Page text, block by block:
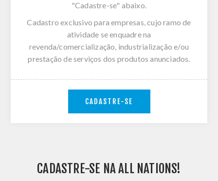
"Cadastre-se" abaixo.
Cadastro exclusivo para empresas, cujo ramo de
atividade se enquadre na
revenda/comercialização, industrialização e/ou
prestação de serviços dos produtos anunciados.
CADASTRE-SE
CADASTRE-SE NA ALL NATIONS!